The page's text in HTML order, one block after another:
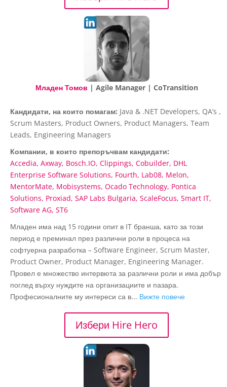
Младен Томов | Agile Manager | CoTransition
Кандидати, на които помагам: Java & .NET Developers, QA’s ,
Scrum Masters, Product Owners, Product Managers, Team
Leads, Engineering Managers
Компании, в които препоръчвам кандидати:
Accedia Axway Bosch.IO Clippings Cobuilder DHL
Enterprise Software Solutions Fourth Lab08 Melon
MentorMate Mobisystems Ocado Technology Pontica
Solutions Proxiad SAP Labs Bulgaria ScaleFocus Smart IT
Software AG ST6
Младен има над 15 години опит в IT бранша, като за този
период е преминал през различни роли в процеса на
софтуерна разработка – Software Engineer, Scrum Master,
Product Owner, Product Manager, Engineering Manager.
Провел е множество интервюта за различни роли и има добър
поглед върху нуждите на организациите и пазара.
Професионалните му интереси са в... Вижте повече
Избери Hire Hero